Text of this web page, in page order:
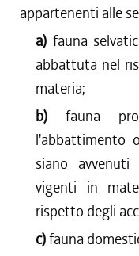
appartenenti alle
a) fauna
abbattuta nel
materia;
b)fauna
l'abbattimento
siano
vigenti in
rispetto degli
c)fauna